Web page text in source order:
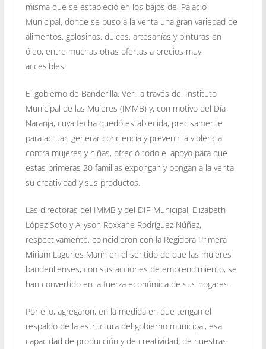
misma que se estableció en los bajos del Palacio
Municipal, donde se puso a la venta una gran variedad de
alimentos, golosinas, dulces, artesanías y pinturas en
óleo, entre muchas otras ofertas a precios muy
accesibles.
El gobierno de Banderilla, Ver., a través del Instituto
Municipal de las Mujeres (IMMB) y, con motivo del Día
Naranja, cuya fecha quedó establecida, precisamente
para actuar, generar conciencia y prevenir la violencia
contra mujeres y niñas, ofreció todo el apoyo para que
estas primeras 20 familias expongan y pongan a la venta
su creatividad y sus productos.
Las directoras del IMMB y del DIF-Municipal, Elizabeth
López Soto y Allyson Roxxane Rodríguez Núñez,
respectivamente, coincidieron con la Regidora Primera
Miriam Lagunes Marín en el sentido de que las mujeres
banderillenses, con sus acciones de emprendimiento, se
han convertido en la fuerza económica de sus hogares.
Por ello, agregaron, en la medida en que tengan el
respaldo de la estructura del gobierno municipal, esa
capacidad de producción y de creatividad, de nuestras